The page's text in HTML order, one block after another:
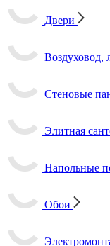
Двери
Воздуховод,
Стеновые
Элитная
Напольные
Обои